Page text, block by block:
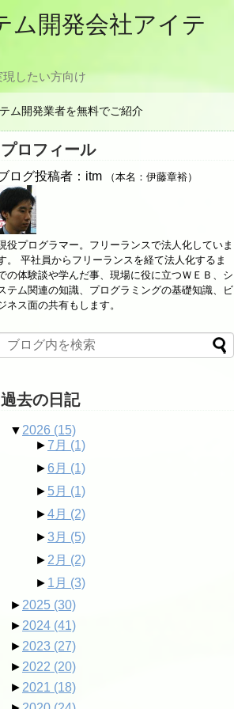
ム開発会社アイテ
したい方向け
ム開発業者を無料でご紹介
プロフィール
ログ投稿者：itm （本名：伊藤章裕）
役プログラマー。フリーランスで法人化していま
。 平社員からフリーランスを経て法人化するま
の体験談や学んだ事、現場に役に立つＷＥＢ、シ
テム関連の知識、プログラミングの基礎知識、ビ
ネス面の共有もします。
過去の日記
▼ 2026 (15)
►7月 (1)
►6月 (1)
► 5月 (1)
►4月 (2)
►3月 (5)
► 2月 (2)
► 1月 (3)
► 2025 (30)
► 2024 (41)
► 2023 (27)
► 2022 (20)
► 2021 (18)